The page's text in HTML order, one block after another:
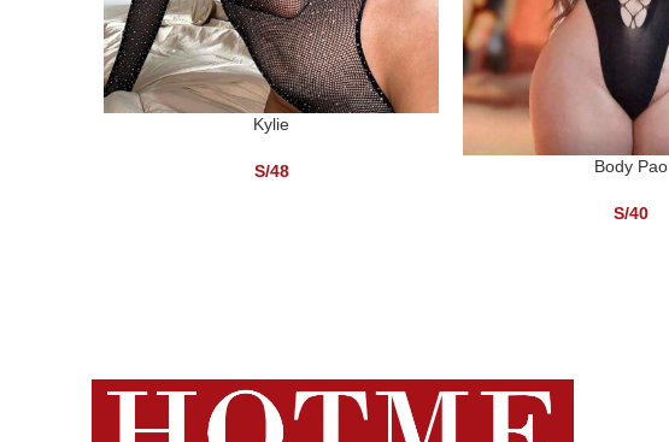
SELECCIONAR OPCIONES
Kylie
S/48 AÑADIR AL CARRITOBody Pao
S/40